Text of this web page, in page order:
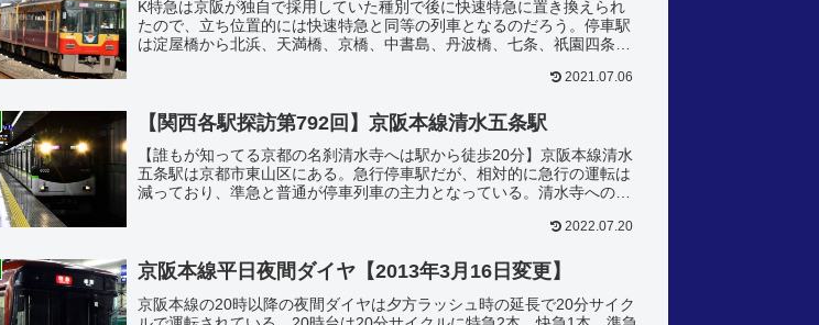
K特急は京阪が独自で採用していた種別で後に快速特急に置き換えられ
たので、立ち位置的には快速特急と同等の列車となるのだろう。停車駅
は淀屋橋から北浜、天満橋、京橋、中書島、丹波橋、七条、祇園四条、
2021.07.06
【関西各駅探訪第792回】京阪本線清水五条駅
【誰もが知ってる京都の名刹清水寺へは駅から徒歩20分】京阪本線清水
五条駅は京都市東山区にある。急行停車駅だが、相対的に急行の運転は
減っており、準急と普通が停車列車の主力となっている。清水寺への最
2022.07.20
京阪本線平日夜間ダイヤ【2013年3月16日変更】
京阪本線の20時以降の夜間ダイヤは夕方ラッシュ時の延長で20分サイク